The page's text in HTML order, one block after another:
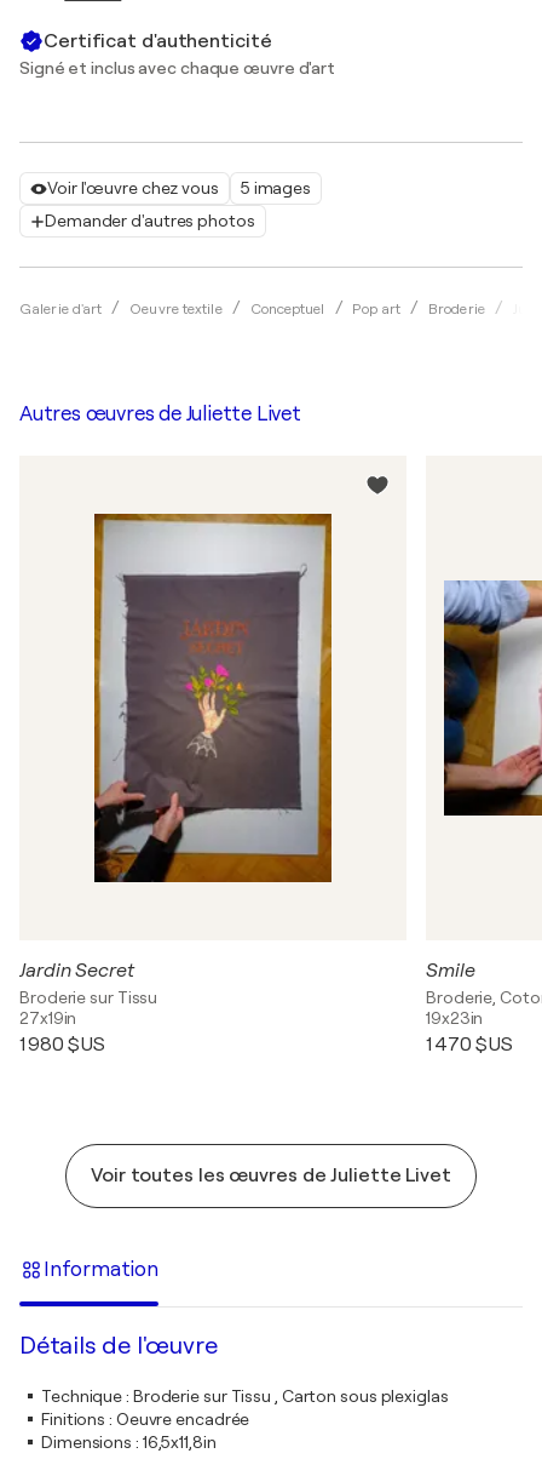
Voir l'œuvre chez vous
5 images
Demander d'autres photos
Galerie d'art Oeuvre textile Conceptuel Pop art Broderie
Certificat d'authenticité
Signé et inclus avec chaque œuvre d'art
Autres œuvres de Juliette Livet
Jardin Secret
Broderie sur Tissu
27x19in
1 980 $US
Smile
Broderie,
19x23in
1 470 $US
Voir toutes les œuvres de Juliette Livet
Information
Détails de l'œuvre
Technique: Broderie sur Tissu , Carton sous plexiglas
Finitions : Oeuvre encadrée
Dimensions : 16,5x11,8in